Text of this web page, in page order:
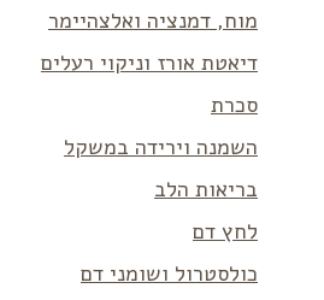
מוח, דמנציה ואלצהיימר
דיאטת אורז וניקוי רעלים
סכרת
השמנה וירידה במשקל
בריאות הלב
לחץ דם
כולסטרול ושומני דם